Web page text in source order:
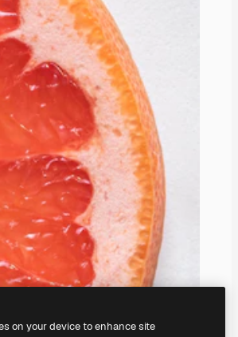
on your device to enhance site